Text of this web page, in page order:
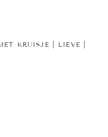
KRUISJE | LIEVE |